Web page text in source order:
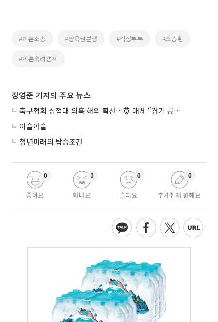
#이혼소송 #양육권분쟁 #걱정부부 #조승환
#이혼숙려캠프
장영준 기자의 주요 뉴스
축구협회 성접대 의혹 해외 확산…英 매체 “경기 공정성 의문”
아슬아슬
청년미래의 탑승조건
좋아요
0
화나요
0
슬퍼요
0
추가취재 원해요
0